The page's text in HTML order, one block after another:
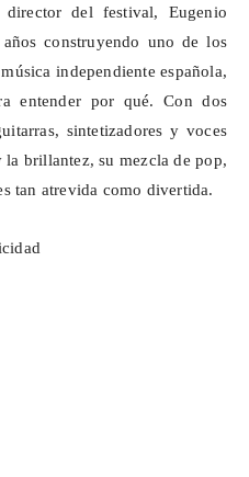
del festival, Eugenio
construyendo uno de los
independiente española,
entender por qué. Con dos
sintetizadores y voces
brillantez, su mezcla de pop,
tan atrevida como divertida.